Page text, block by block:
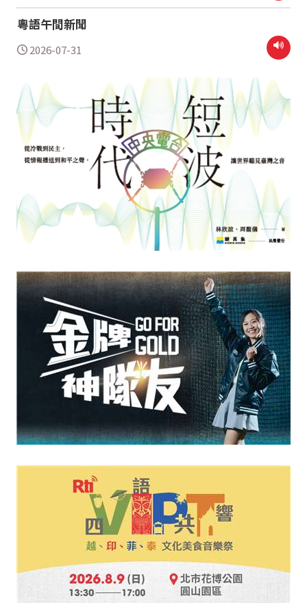
粵語午間新聞
2026-07-31